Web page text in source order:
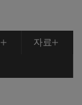
자료